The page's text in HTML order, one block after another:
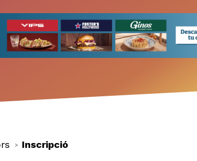
> Inscripció